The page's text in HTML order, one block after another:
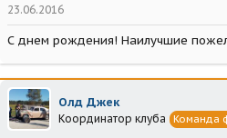
23.06.2016
С днем рождения! Наилучшие
Олд Джек
Координатор клуба Команда